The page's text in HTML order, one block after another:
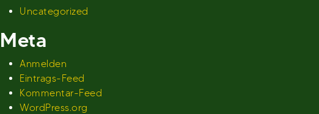
Uncategorized
Meta
Anmelden
Eintrags-Feed
Kommentar-Feed
WordPress.org